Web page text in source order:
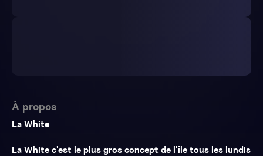
À propos
La White
La White c'est le plus gros concept de l'île tous les lundis